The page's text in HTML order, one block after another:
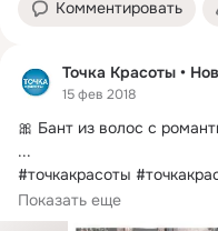
Комментировать
Точка Красоты •
15 фев 2018
🎀 Бант из волос с
...
#точкакрасоты
#прическа_точкакрасоты
Показать еще